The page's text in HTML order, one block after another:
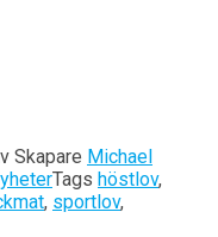
Skapare Michael
Tags höstlov,
, sportlov,